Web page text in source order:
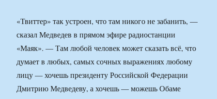
«Твиттер» так устроен, что там никого не забанить, —
сказал Медведев в прямом эфире радиостанции
«Маяк». — Там любой человек может сказать всё, что
думает в любых, самых сочных выражениях любому
лицу — хочешь президенту Российской Федерации
Дмитрию Медведеву, а хочешь — можешь Обаме